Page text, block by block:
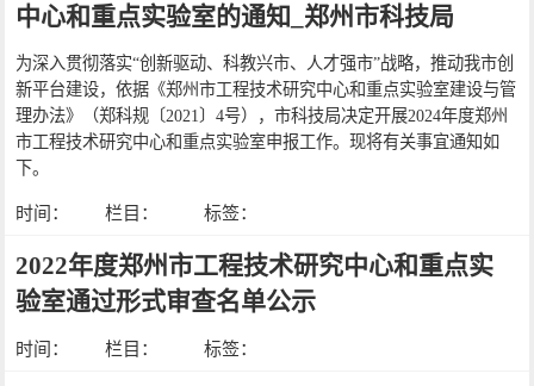
中心和重点实验室的通知_郑州市科技局
为深入贯彻落实“创新驱动、科教兴市、人才强市”战略，推动我市创
新平台建设，依据《郑州市工程技术研究中心和重点实验室建设与管
理办法》（郑科规〔2021〕4号），市科技局决定开展2024年度郑州
市工程技术研究中心和重点实验室申报工作。现将有关事宜通知如
下。
时间： 栏目： 标签：
2022年度郑州市工程技术研究中心和重点实
验室通过形式审查名单公示
时间： 栏目： 标签：